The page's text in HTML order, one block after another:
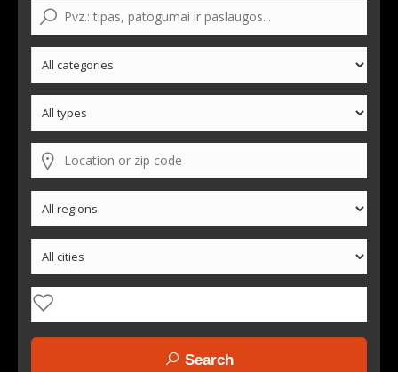
Search